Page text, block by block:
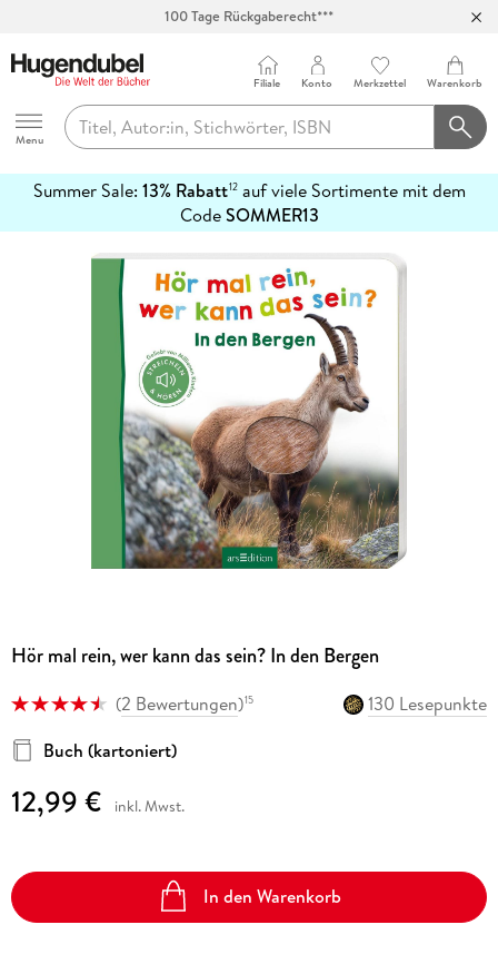
100 Tage Rückgaberecht***
Hugendubel
Menu
Filiale Konto Merkzettel Warenkorb
Summer Sale: 13% Rabatt12auf viele Sortimente mit dem
CodeSOMMER13
erfahren
Hör mal rein, wer kann das sein? In den Bergen
(2 Bewertungen)15
130 Lesepunkte
Buch (kartoniert)
12,99 € inkl. Mwst.
In den Warenkorb